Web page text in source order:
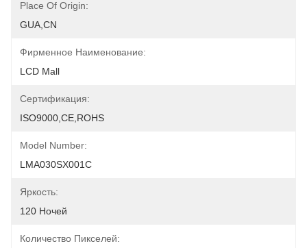
Place Of Origin:
GUA,CN
Фирменное Наименование:
LCD Mall
Сертификация:
ISO9000,CE,ROHS
Model Number:
LMA030SX001C
Яркость:
120 Ночей
Количество Пикселей: